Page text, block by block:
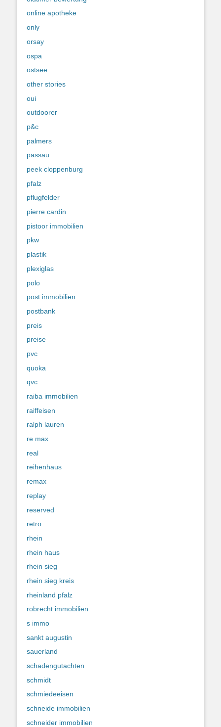
online apotheke
only
orsay
ospa
ostsee
other stories
oui
outdoorer
p&c
palmers
passau
peek cloppenburg
pfalz
pflugfelder
pierre cardin
pistoor immobilien
pkw
plastik
plexiglas
polo
post immobilien
postbank
preis
preise
pvc
quoka
qvc
raiba immobilien
raiffeisen
ralph lauren
re max
real
reihenhaus
remax
replay
reserved
retro
rhein
rhein haus
rhein sieg
rhein sieg kreis
rheinland pfalz
robrecht immobilien
s immo
sankt augustin
sauerland
schadengutachten
schmidt
schmiedeeisen
schneide immobilien
schneider immobilien